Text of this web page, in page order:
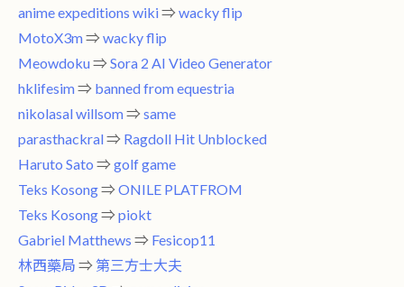
anime expeditions wiki⇒ wacky flip
MotoX3m⇒ wacky flip
Meowdoku⇒ Sora 2 AI Video Generator
hklifesim⇒ banned from equestria
nikolasal willsom⇒ same
parasthackral⇒ Ragdoll Hit Unblocked
Haruto Sato ⇒ golf game
Teks Kosong⇒ ONILE PLATFROM
Teks Kosong⇒ piokt
Gabriel Matthews ⇒ Fesicop11
林西藥局 ⇒ 第三方士大夫